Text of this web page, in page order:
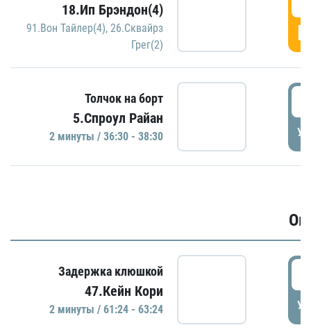
18.Ип Брэндон(4)
91.Вон Тайлер(4), 26.Сквайрз
Грег(2)
Толчок на борт
5.Спроул Райан
2 минуты / 36:30 - 38:30
Задержка клюшкой
47.Кейн Кори
2 минуты / 61:24 - 63:24